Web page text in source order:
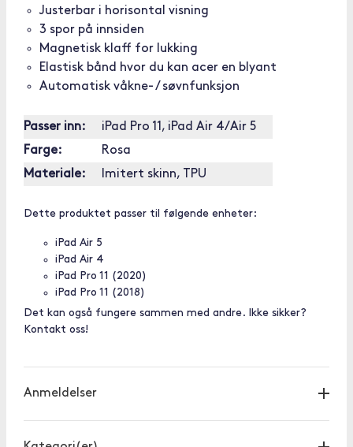
Justerbar i horisontal visning
3 spor på innsiden
Magnetisk klaff for lukking
Elastisk bånd hvor du kan acer en blyant
Automatisk våkne- / søvnfunksjon
Passer inn:
iPad Pro 11, iPad Air 4/Air 5
Farge:
Rosa
Materiale:
Imitert skinn, TPU
Dette produktet passer til følgende enheter:
iPad Air 5
iPad Air 4
iPad Pro 11 (2020)
iPad Pro 11 (2018)
Det kan også fungere sammen med andre. Ikke sikker?
Kontakt oss!
Anmeldelser